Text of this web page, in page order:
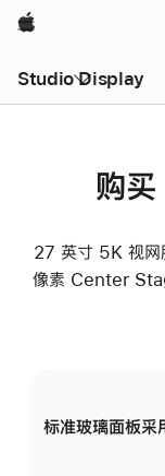
Apple
Studio Display
购
27 英寸 5K 视网
像素 Center
标准玻璃面板采